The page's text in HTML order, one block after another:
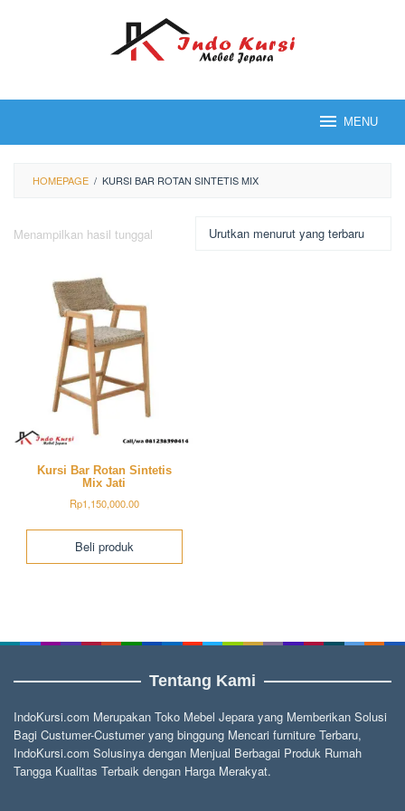
MENU
HOMEPAGE / KURSI BAR ROTAN SINTETIS MIX
Menampilkan hasil tunggal
Kursi Bar Rotan Sintetis
Mix Jati
Rp1,150,000.00
Beli produk
Tentang Kami
IndoKursi.com Merupakan Toko Mebel Jepara yang Memberikan Solusi
Bagi Custumer-Custumer yang binggung Mencari furniture Terbaru,
IndoKursi.com Solusinya dengan Menjual Berbagai Produk Rumah
Tangga Kualitas Terbaik dengan Harga Merakyat.